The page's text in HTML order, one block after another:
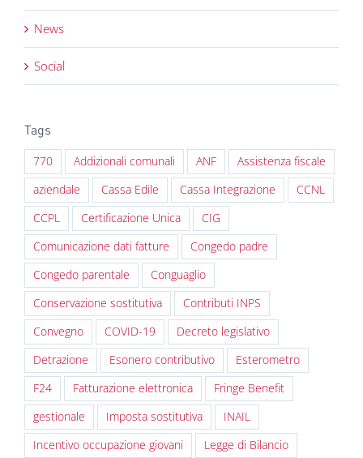
News
Social
Tags
770 Addizionali comunali ANF
Assistenza fiscale
aziendale
Cassa Edile Cassa Integrazione
CCNL
CCPL
Certificazione Unica
CIG
Comunicazione dati fatture
Congedo padre
Congedo parentale
Conguaglio
Conservazione sostitutiva
Contributi INPS
Convegno
COVID-19
Decreto legislativo
Detrazione
Esonero contributivo
Esterometro
F24
Fatturazione elettronica
Fringe Benefit
gestionale
Imposta sostitutiva
INAIL
Incentivo occupazione giovani
Legge di Bilancio